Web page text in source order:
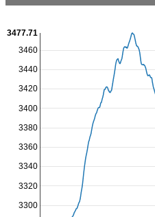
3300
3320
3340
3360
3380
3400
3420
3440
3460
3477.71